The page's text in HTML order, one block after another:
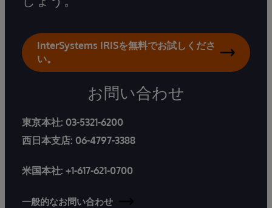
InterSystems IRISを無料でお試しくださ
い。
お問い合わせ
東京本社: 03-5321-6200
西日本支店: 06-4797-3388
米国本社: +1-617-621-0700
一般的なお問い合わせ